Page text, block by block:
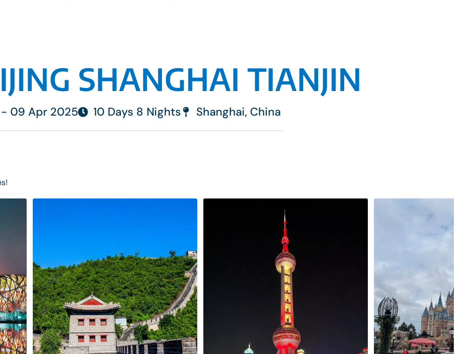
SHANGHAI TIANJIN
- 09 Apr 2025 10 Days 8 Nights Shanghai, China